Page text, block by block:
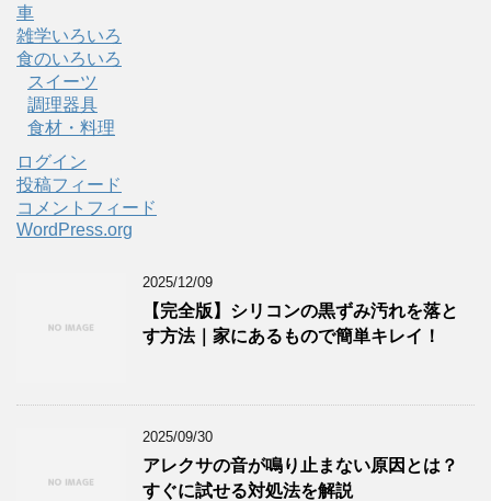
車
雑学いろいろ
食のいろいろ
スイーツ
調理器具
食材・料理
ログイン
投稿フィード
コメントフィード
WordPress.org
2025/12/09
【完全版】シリコンの黒ずみ汚れを落と
す方法｜家にあるもので簡単キレイ！
2025/09/30
アレクサの音が鳴り止まない原因とは？
すぐに試せる対処法を解説